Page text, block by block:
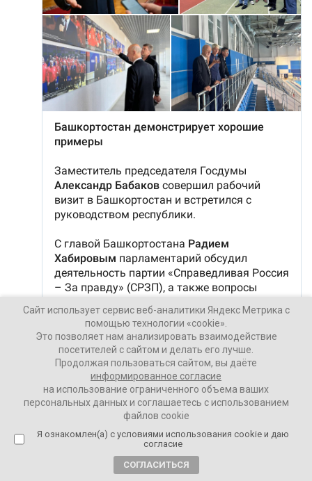
Сайт использует сервис веб-аналитики Яндекс Метрика с
помощью технологии «cookie».
Это позволяет нам анализировать взаимодействие
посетителей с сайтом и делать его лучше.
Продолжая пользоваться сайтом, вы даёте
информированное согласие
на использование ограниченного объема ваших
персональных данных и соглашаетесь с использованием
файлов cookie
Я ознакомлен(а) с условиями использования cookie и даю
согласие
СОГЛАСИТЬСЯ